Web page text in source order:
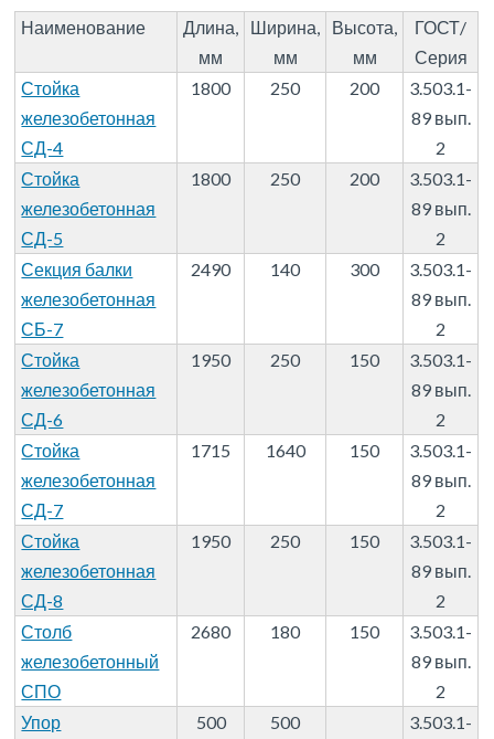
Наименование
Длина,
мм
Ширина,
мм
Высота,
мм
ГОСТ/
Серия
Стойка
железобетонная
СД-4
1800 250 200
3.503.1-
89 вып.
2
Стойка
железобетонная
СД-5
1800 250 200
3.503.1-
89 вып.
2
Секция балки
железобетонная
СБ-7
2490 140 300
3.503.1-
89 вып.
2
Стойка
железобетонная
СД-6
1950 250 150
3.503.1-
89 вып.
2
Стойка
железобетонная
СД-7
1715 1640 150
3.503.1-
89 вып.
2
Стойка
железобетонная
СД-8
1950 250 150
3.503.1-
89 вып.
2
Столб
железобетонный
СПО
2680 180 150
3.503.1-
89 вып.
2
Упор
500
500
3.503.1-